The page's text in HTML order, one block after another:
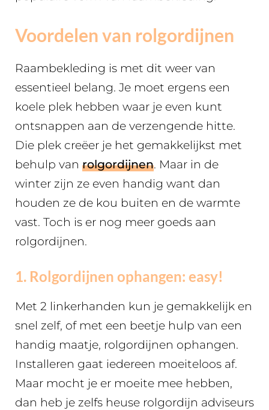
Voordelen van rolgordijnen
Raambekleding is met dit weer van
essentieel belang. Je moet ergens een
koele plek hebben waar je even kunt
ontsnappen aan de verzengende hitte.
Die plek creëer je het gemakkelijkst met
behulp van rolgordijnen. Maar in de
winter zijn ze even handig want dan
houden ze de kou buiten en de warmte
vast. Toch is er nog meer goeds aan
rolgordijnen.
1. Rolgordijnen ophangen: easy!
Met 2 linkerhanden kun je gemakkelijk en
snel zelf, of met een beetje hulp van een
handig maatje, rolgordijnen ophangen.
Installeren gaat iedereen moeiteloos af.
Maar mocht je er moeite mee hebben,
dan heb je zelfs heuse rolgordijn adviseurs